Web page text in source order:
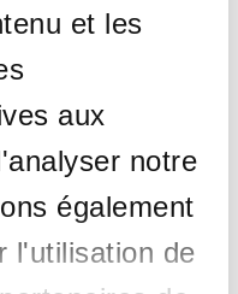
et les
aux
notre
également
l'utilisation de
ET SA
de notre
toutes vos